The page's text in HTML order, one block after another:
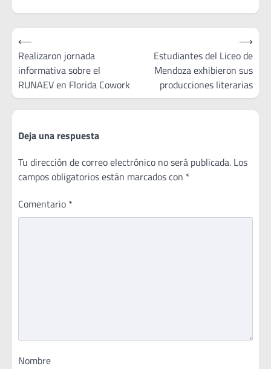
Navegación
de
entradas
⟵
Realizaron jornada
informativa sobre el
RUNAEV en Florida Cowork
Estudiantes del Liceo de
Mendoza exhibieron sus
producciones literarias
⟶
Deja una respuesta
Tu dirección de correo electrónico no será publicada. Los
campos obligatorios están marcados con *
Comentario *
Nombre